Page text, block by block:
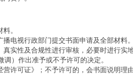
。
电视行政部门提交书面申请及全部材料
实性及合规性进行审核，必要时进行实地
）作出准予或不予许可的决定。
许可证》；不予许可的，会书面说明理由